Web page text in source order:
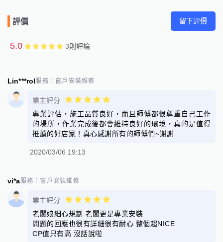
評價 留下評價
5.0 3則評論
Lin***rol服務： 窗戶安裝維修
業主評分
專業評估，施工品質良好，而且師傅都很尊重自己工作
的場所，作業完成後都會維持良好的環境，真的是值得
推薦的好店家！真心感謝所有的師傅們~謝謝
2020/03/06 19:13
vi*a服務： 窗戶安裝維修
業主評分
老闆娘細心規劃 老闆更是專業安裝
問題的回應也很有詳細很有耐心 整個超NICE
CP值只有高 沒話說啦